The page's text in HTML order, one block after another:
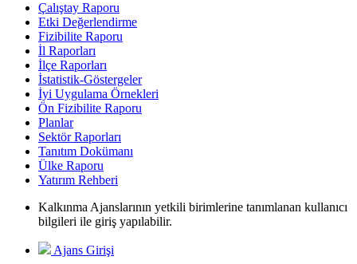
Çalıştay Raporu
Etki Değerlendirme
Fizibilite Raporu
İl Raporları
İlçe Raporları
İstatistik-Göstergeler
İyi Uygulama Örnekleri
Ön Fizibilite Raporu
Planlar
Sektör Raporları
Tanıtım Dokümanı
Ülke Raporu
Yatırım Rehberi
Kalkınma Ajanslarının yetkili birimlerine tanımlanan kullanıcı
bilgileri ile giriş yapılabilir.
Ajans Girişi